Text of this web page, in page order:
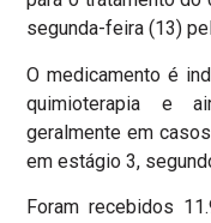
segunda-feira (13)
O medicamento é
quimioterapia e
geralmente em
em estágio 3,
Foram recebidos